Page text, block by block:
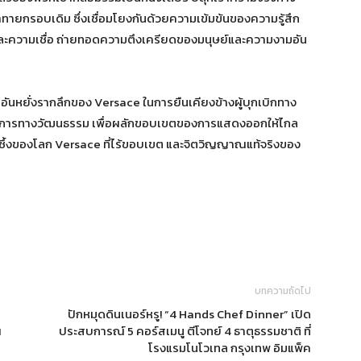
ายกรอบเดิม ซึ่งเชื่อมโยงกันด้วยความเข้มข้นของความรู้สึก
ความเชื่อ ถ่ายทอดความตึงเครียดของมนุษย์และความงามอัน
ยั่งรากลึกของ Versace ในการยืนเคียงข้างผู้บุกเบิกทาง
ทางวัฒนธรรม เพื่อผลักขอบเขตของการแสดงออกให้ไกล
ของโลก Versace ที่ไร้ขอบเขต และจิตวิญญาณแท้จริงของ
บทความถัดไป
ปักหมุดดินเนอร์หรู! “4 Hands Chef Dinner” เปิด
ประสบการณ์ 5 คอร์สเมนู ตีโจทย์ 4 ธาตุธรรมชาติ ที่
โรงแรมโนโวเทล กรุงเทพ อิมแพ็ค